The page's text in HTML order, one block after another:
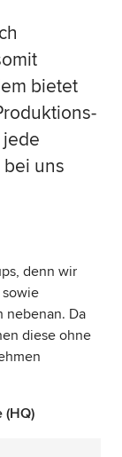
bietet
uns
denn wir
nebenan. Da
diese ohne